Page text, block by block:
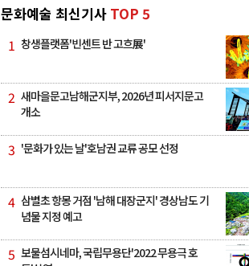
문화예술 최신기사 TOP 5
1 창생플랫폼'빈센트 반 고흐展'
2 새마을문고남해군지부, 2026년 피서지문고
개소
3 '문화가 있는 날'호남권 교류 공모 선정
4 삼별초 항몽 거점 '남해 대장군지' 경상남도 기
념물 지정 예고
5 보물섬시네마, 국립무용단'2022 무용극 호